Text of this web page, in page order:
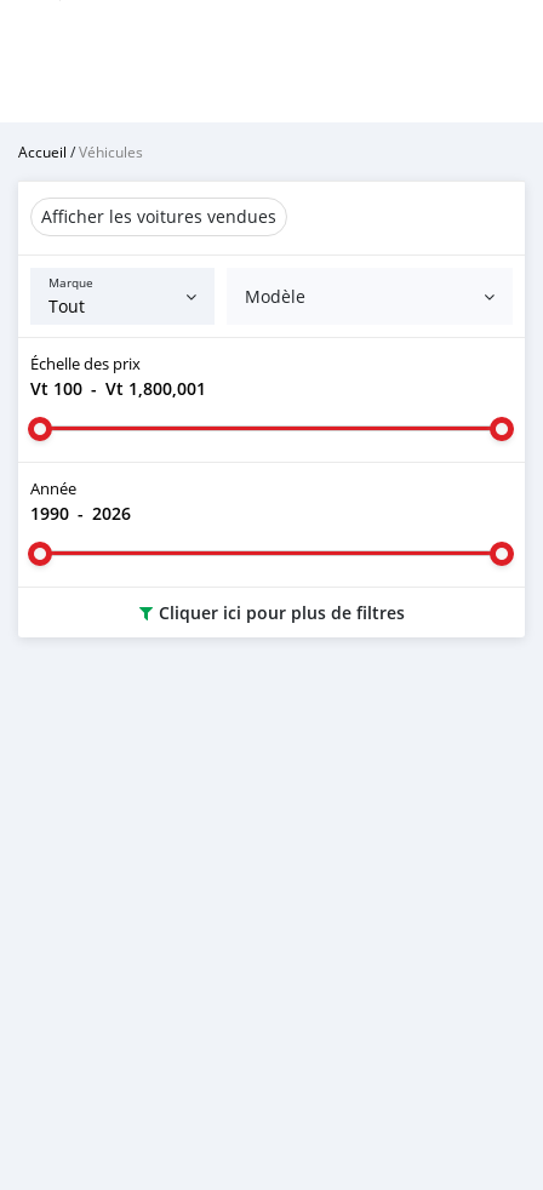
Accueil /Véhicules
Afficher les voitures vendues
Marque
Modèle
Échelle des prix
Vt 100 - Vt 1,800,001
Année
1990 - 2026
Cliquer ici pour plus de filtres